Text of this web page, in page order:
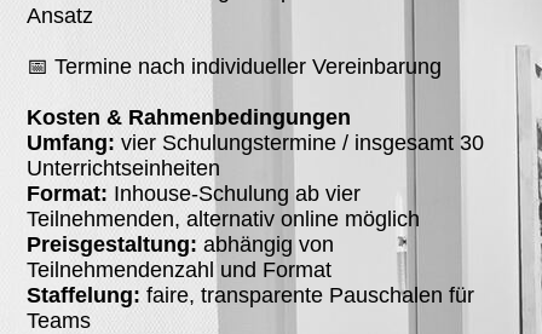
Ansatz
📅 Termine nach individueller Vereinbarung
Kosten & Rahmenbedingungen
Umfang:vier Schulungstermine / insgesamt 30
Unterrichtseinheiten
Format: Inhouse-Schulung ab vier
Teilnehmenden, alternativ online möglich
Preisgestaltung:abhängig von
Teilnehmendenzahl und Format
Staffelung:faire, transparente Pauschalen für
Teams